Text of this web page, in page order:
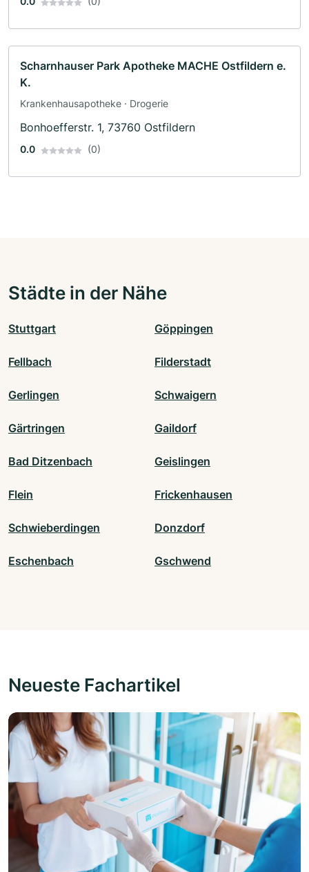
Scharnhauser Park Apotheke MACHE Ostfildern e.
K.
Krankenhausapotheke · Drogerie
Bonhoefferstr. 1, 73760 Ostfildern
0.0 (0)
Städte in der Nähe
Stuttgart Göppingen
Fellbach Filderstadt
Gerlingen Schwaigern
Gärtringen Gaildorf
Bad Ditzenbach Geislingen
Flein Frickenhausen
Schwieberdingen Donzdorf
Eschenbach Gschwend
Neueste Fachartikel